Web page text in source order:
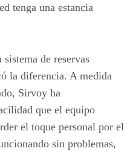
tenga una estancia
de reservas
la diferencia. A medida
Sirvoy ha
que el equipo
el toque personal por el
sin problemas,